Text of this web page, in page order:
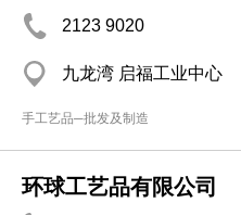
2123 9020
九龙湾 启福工业中心
手工艺品─批发及制造
环球工艺品有限公司